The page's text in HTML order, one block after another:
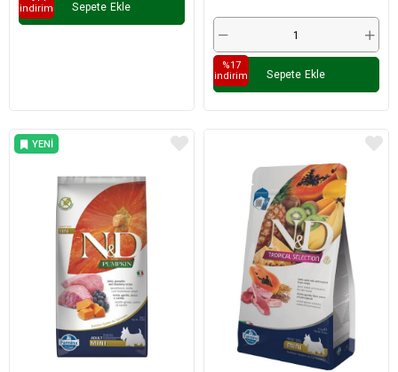
Sepete Ekle
i̇ndirim
Sepete Ekle
%17
i̇ndirim
YENI